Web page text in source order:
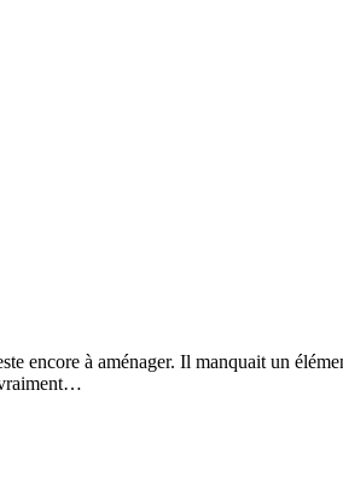
encore à aménager. Il manquait un
vraiment…